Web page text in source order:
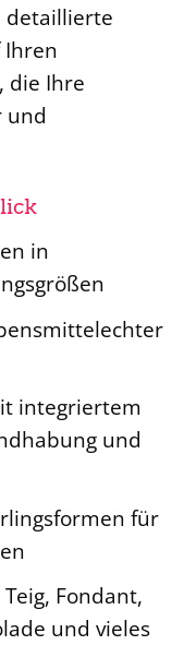
detaillierte
die Ihre
und
in
integriertem
und
für
Fondant,
und vieles